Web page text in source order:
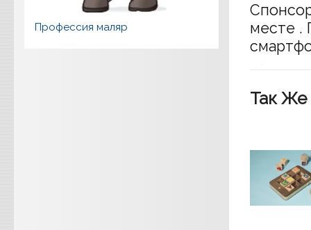
месте .
Так Же
Профессия маляр